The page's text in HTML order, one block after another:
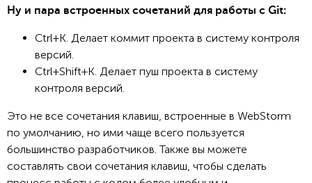
Ну и пара встроенных сочетаний для работы с Git:
Ctrl+K. Делает коммит проекта в систему контроля
версий.
Ctrl+Shift+K. Делает пуш проекта в систему
контроля версий.
Это не все сочетания клавиш, встроенные в WebStorm
по умолчанию, но ими чаще всего пользуется
большинство разработчиков. Также вы можете
составлять свои сочетания клавиш, чтобы сделать